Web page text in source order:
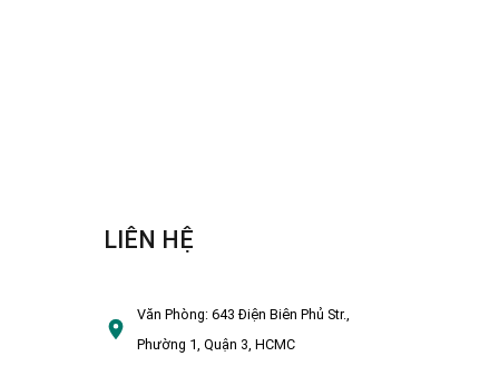
LIÊN HỆ
Văn Phòng:643 Điện Biên Phủ Str.,
Phường 1, Quận 3, HCMC